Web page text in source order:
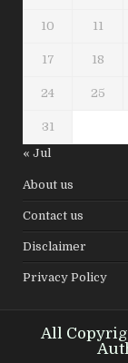
10 11
17 18
24 25
31
« Jul
About us
Contact us
Disclaimer
Privacy Policy
All